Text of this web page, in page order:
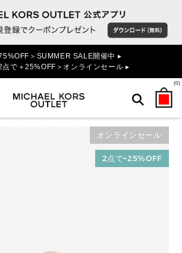
＞SUMMER SALE開催中 ▸
点で＋25%OFF＞オンラインセール ▸
(0)
検索
オンラインセール
2点で+25%OFF